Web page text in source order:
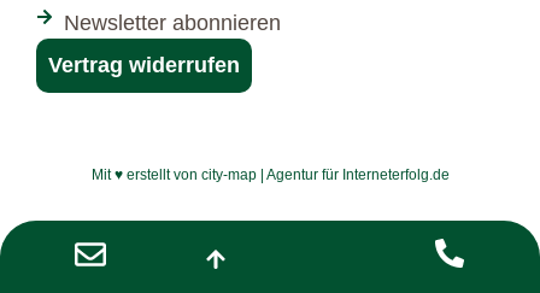
Newsletter abonnieren
Vertrag widerrufen
Mit ♥ erstellt von city-map | Agentur für Interneterfolg.de